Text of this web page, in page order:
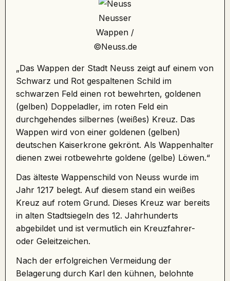
Neusser
Wappen /
©Neuss.de
„Das Wappen der Stadt Neuss zeigt auf einem von
Schwarz und Rot gespaltenen Schild im
schwarzen Feld einen rot bewehrten, goldenen
(gelben) Doppeladler, im roten Feld ein
durchgehendes silbernes (weißes) Kreuz. Das
Wappen wird von einer goldenen (gelben)
deutschen Kaiserkrone gekrönt. Als Wappenhalter
dienen zwei rotbewehrte goldene (gelbe) Löwen.“
Das älteste Wappenschild von Neuss wurde im
Jahr 1217 belegt. Auf diesem stand ein weißes
Kreuz auf rotem Grund. Dieses Kreuz war bereits
in alten Stadtsiegeln des 12. Jahrhunderts
abgebildet und ist vermutlich ein Kreuzfahrer-
oder Geleitzeichen.
Nach der erfolgreichen Vermeidung der
Belagerung durch Karl den kühnen, belohnte